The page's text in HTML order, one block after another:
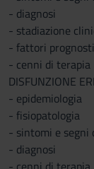
- diagnosi
- stadiazione
- fattori
- cenni di terapia
DISFUNZIONE
- epidemiologia
- fisiopatologia
- sintomi e segni
- diagnosi